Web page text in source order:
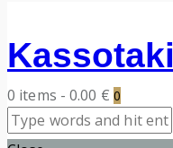
Kassotaki
0 items - 0.00 € 0